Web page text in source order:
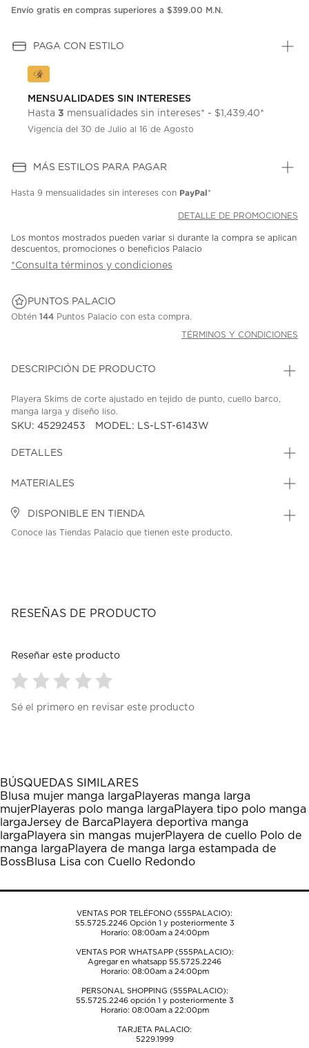
Envío gratis en compras superiores a $399.00 M.N.
PAGA CON ESTILO
MENSUALIDADES SIN INTERESES
Hasta 3 mensualidades sin intereses* - $1,439.40*
Vigencia del 30 de Julio al 16 de Agosto
MÁS ESTILOS PARA PAGAR
Hasta 9 mensualidades sin intereses con PayPal*
DETALLE DE PROMOCIONES
Los montos mostrados pueden variar si durante la compra se aplican
descuentos, promociones o beneficios Palacio
*Consulta términos y condiciones
PUNTOS PALACIO
Obtén 144 Puntos Palacio con esta compra.
TÉRMINOS Y CONDICIONES
DESCRIPCIÓN DE PRODUCTO
Playera Skims de corte ajustado en tejido de punto, cuello barco,
manga larga y diseño liso.
SKU: 45292453 MODEL: LS-LST-6143W
DETALLES
MATERIALES
DISPONIBLE EN TIENDA
Conoce las Tiendas Palacio que tienen este producto.
RESEÑAS DE PRODUCTO
Reseñar este producto
para
1
estrella
Esta
acción
abrirá
el
formulario
de
para
estrellas.
Esta
acción
abrirá
el
formulario
de
para
estrellas.
Esta
acción
abrirá
el
formulario
de
para
estrellas.
Esta
acción
abrirá
el
formulario
de
para
estrellas.
Esta
acción
abrirá
el
formulario
de
Sé el primero en revisar este producto
BÚSQUEDAS SIMILARES
Blusa mujer manga largaPlayeras manga larga
mujerPlayeras polo manga largaPlayera tipo polo manga
largaJersey de BarcaPlayera deportiva manga
largaPlayera sin mangas mujerPlayera de cuello Polo de
manga largaPlayera de manga larga estampada de
BossBlusa Lisa con Cuello Redondo
VENTAS POR TELÉFONO (555PALACIO):
55.5725.2246Opción 1 y posteriormente 3
Horario: 08:00am a 24:00pm
VENTAS POR WHATSAPP (555PALACIO):
Agregar en whatsapp 55.5725.2246
Horario: 08:00am a 24:00pm
PERSONAL SHOPPING (555PALACIO):
55.5725.2246opción 1 y posteriormente 3
Horario: 08:00am a 22:00pm
TARJETA PALACIO:
5229.1999